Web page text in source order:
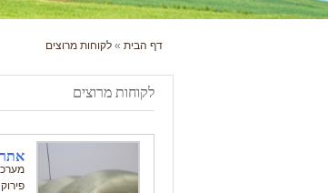
דף הבית »לקוחות מרוצים
לקוחות מרוצים
אתר